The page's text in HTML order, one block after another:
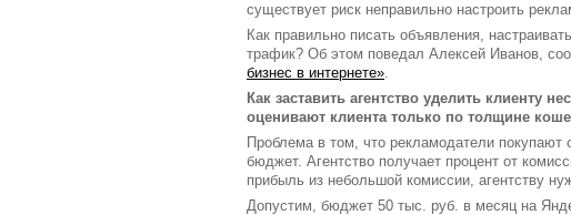
существует риск неправильно настроить
Как правильно писать объявления,
трафик? Об этом поведал Алексей Иванов,
бизнес в интернете».
Как заставить агентство уделить клиенту
оценивают клиента только по толщине
Проблема в том, что рекламодатели покупают
бюджет. Агентство получает процент от
прибыль из небольшой комиссии, агентству
Допустим, бюджет 50 тыс. руб. в месяц на